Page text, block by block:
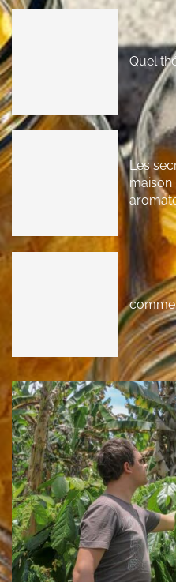
Quel
Les
maison